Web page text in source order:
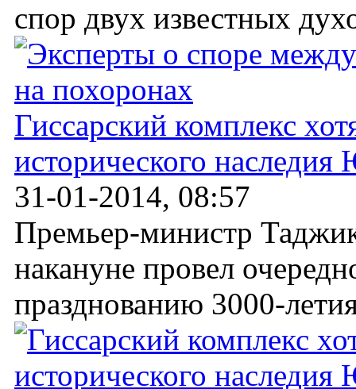
спор двух известных
Гиссарский комплекс
исторического
31-01-2014, 08:57
Премьер-министр
накануне провел
празднованию 3000-